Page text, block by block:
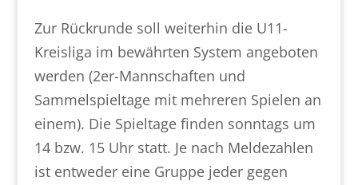
Zur Rückrunde soll weiterhin die U11-
Kreisliga im bewährten System angeboten
werden (2er-Mannschaften und
Sammelspieltage mit mehreren Spielen an
einem). Die Spieltage finden sonntags um
14 bzw. 15 Uhr statt. Je nach Meldezahlen
ist entweder eine Gruppe jeder gegen